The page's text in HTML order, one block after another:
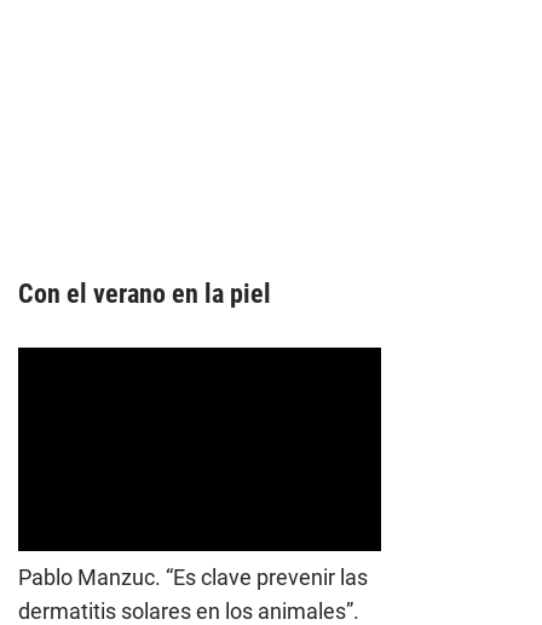
Con el verano en la piel
Pablo Manzuc. “Es clave prevenir las
dermatitis solares en los animales”.